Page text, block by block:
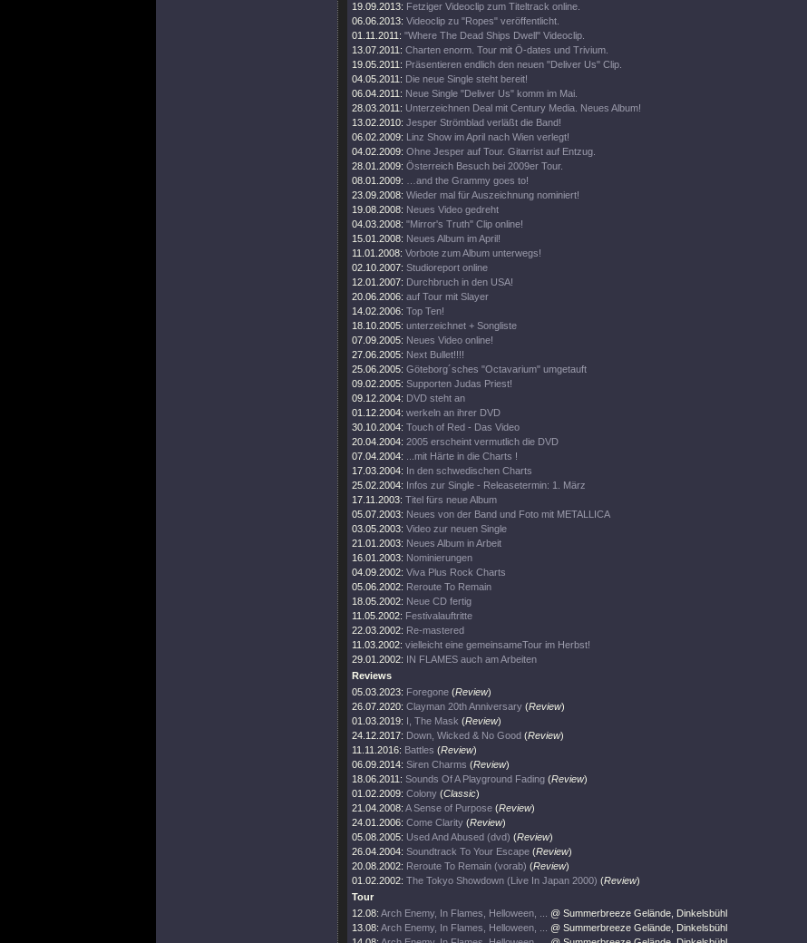
19.09.2013: Fetziger Videoclip zum Titeltrack online.
06.06.2013: Videoclip zu "Ropes" veröffentlicht.
01.11.2011: "Where The Dead Ships Dwell" Videoclip.
13.07.2011: Charten enorm. Tour mit Ö-dates und Trivium.
19.05.2011: Präsentieren endlich den neuen "Deliver Us" Clip.
04.05.2011: Die neue Single steht bereit!
06.04.2011: Neue Single "Deliver Us" komm im Mai.
28.03.2011: Unterzeichnen Deal mit Century Media. Neues Album!
13.02.2010: Jesper Strömblad verläßt die Band!
06.02.2009: Linz Show im April nach Wien verlegt!
04.02.2009: Ohne Jesper auf Tour. Gitarrist auf Entzug.
28.01.2009: Österreich Besuch bei 2009er Tour.
08.01.2009:
…and the Grammy goes to!
23.09.2008: Wieder mal für Auszeichnung nominiert!
19.08.2008: Neues Video gedreht
04.03.2008: "Mirror's Truth" Clip online!
15.01.2008: Neues Album im April!
11.01.2008: Vorbote zum Album unterwegs!
02.10.2007: Studioreport online
12.01.2007: Durchbruch in den USA!
20.06.2006: auf Tour mit Slayer
14.02.2006: Top Ten!
18.10.2005: unterzeichnet + Songliste
07.09.2005: Neues Video online!
27.06.2005: Next Bullet!!!!
25.06.2005: Göteborg´sches "Octavarium" umgetauft
09.02.2005: Supporten Judas Priest!
09.12.2004: DVD steht an
01.12.2004: werkeln an ihrer DVD
30.10.2004: Touch of Red - Das Video
20.04.2004: 2005 erscheint vermutlich die DVD
07.04.2004:
...mit Härte in die Charts !
17.03.2004: In den schwedischen Charts
25.02.2004: Infos zur Single - Releasetermin: 1. März
17.11.2003: Titel fürs neue Album
05.07.2003: Neues von der Band und Foto mit METALLICA
03.05.2003: Video zur neuen Single
21.01.2003: Neues Album in Arbeit
16.01.2003: Nominierungen
04.09.2002: Viva Plus Rock Charts
05.06.2002: Reroute To Remain
18.05.2002: Neue CD fertig
11.05.2002: Festivalauftritte
22.03.2002: Re-mastered
11.03.2002: vielleicht eine gemeinsameTour im Herbst!
29.01.2002: IN FLAMES auch am Arbeiten
Reviews
05.03.2023: Foregone (Review)
26.07.2020: Clayman 20th Anniversary (Review)
01.03.2019: I, The Mask (Review)
24.12.2017: Down, Wicked & No Good (Review)
11.11.2016: Battles (Review)
06.09.2014: Siren Charms (Review)
18.06.2011: Sounds Of A Playground Fading (Review)
01.02.2009: Colony (Classic)
21.04.2008: A Sense of Purpose (Review)
24.01.2006: Come Clarity (Review)
05.08.2005: Used And Abused (dvd) (Review)
26.04.2004: Soundtrack To Your Escape (Review)
20.08.2002: Reroute To Remain (vorab) (Review)
01.02.2002: The Tokyo Showdown (Live In Japan 2000) (Review)
Tour
12.08: Arch Enemy, In Flames, Helloween, ...
@ Summerbreeze Gelände, Dinkelsbühl
13.08: Arch Enemy, In Flames, Helloween, ...
@ Summerbreeze Gelände, Dinkelsbühl